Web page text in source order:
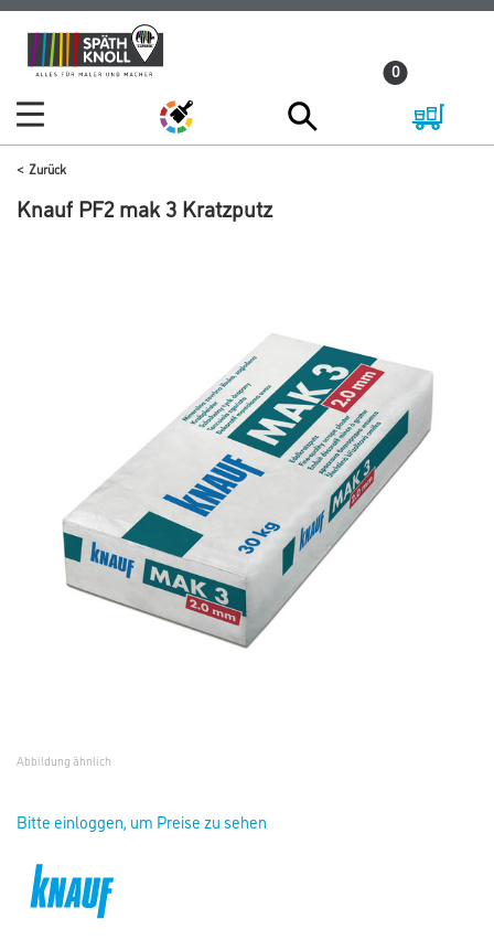
Zum
Inhalt
Zum
Navigationsmenü
0
Zurück
Knauf PF2 mak 3 Kratzputz
Abbildung ähnlich
Bitte einloggen, um Preise zu sehen